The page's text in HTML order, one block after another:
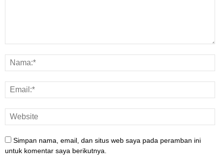
Simpan nama, email, dan situs web saya pada peramban ini
untuk komentar saya berikutnya.